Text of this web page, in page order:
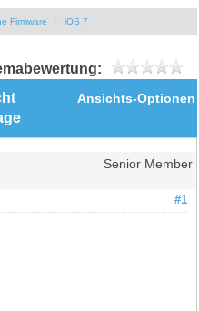
Firmware iOS 7
Ansichts-Optionen
Senior Member
#1